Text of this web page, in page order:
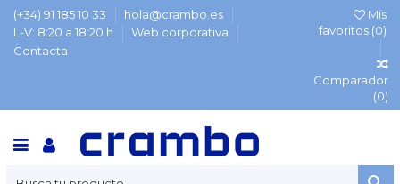
(+34) 91 185 10 33
hola@crambo.es
L-V: 8:20 a 18:20 h
Web corporativa
Contacta
Mis
favoritos (0)
Comparador
(0)